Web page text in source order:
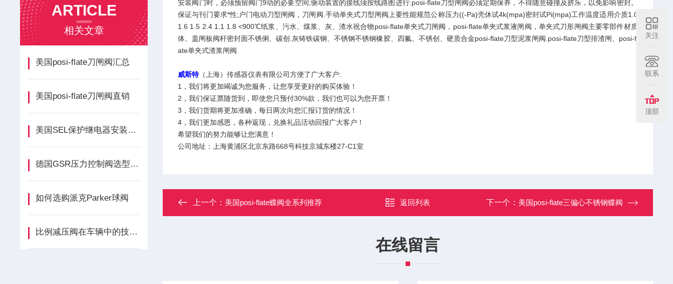
ARTICLE
相关文章
美国posi-flate刀闸阀汇总
美国posi-flate刀闸阀直销
美国SEL保护继电器安装手册
德国GSR压力控制阀选型的原则
如何选购派克Parker球阀
比例减压阀在车辆中的技术改进
安装阀门时，必须预留阀门9动的必要空间;驱动装置的接线须按线路图进行:posi-flate刀型闸阀必须定期保养，不得随意碰撞及挤乐，以免影响密封。
保证与刊门要求*性;户门电动刀型闸阀，刀闸阀.手动单夹式刀型闸阀上要性能规范公称压力((-Pa)壳休试4k(mpa)密封试Pi(mpa)工作温度适用介质1.0
1.6 1.5 2.4 1.1 1.8 <900℃纸浆、污水、煤浆、灰、渣水祝合物posi-flate单夹式刀闸阀，posi-flate单夹式浆液闸阀，单夹式刀形闸阀主要零部件材质
体、盖闸板阀杆密封面不锈俐、碳创.灰铸铁碳钢、不锈钢不锈钢橡胶、四氟、不锈创、硬质合金posi-flate刀型泥浆闸阀.posi-flate刀型排渣闸、posi-fl
ate单夹式渣浆闸阀
威斯特（上海）传感器仪表有限公司方便了广大客户:
1，我们将更加竭诚为您服务，让您享受更好的购买体验！
2，我们保证票随货到，即使您只预付30%款，我们也可以为您开票！
3，我们货期将更加准确，每日两次向您汇报订货的情况！
4，我们更加感恩，各种返现，兑换礼品活动回报广大客户！
希望我们的努力能够让您满意！
公司地址：上海黄浦区北京东路668号科技京城东楼27-C1室
上一个： 美国posi-flate蝶阀全系列推荐 返回列表 下一个： 美国posi-flate三偏心不锈钢蝶阀
在线留言
关注
联系
顶部